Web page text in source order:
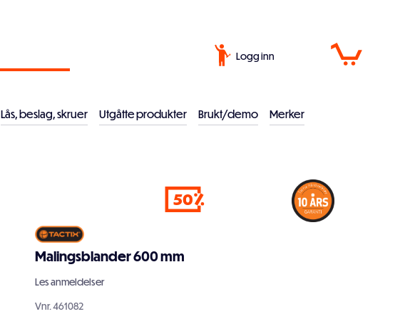
Logg inn
Lås, beslag, skruer Utgåtte produkter Brukt/demo Merker
50
Malingsblander 600 mm
Lesanmeldelser
Vnr.461082